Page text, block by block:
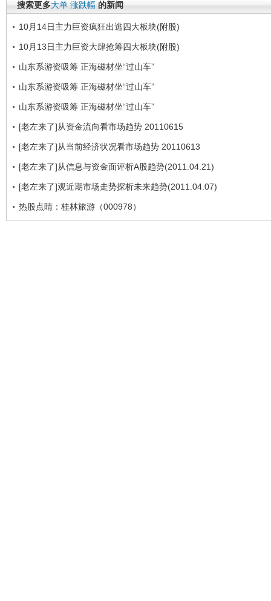
搜索更多大单 涨跌幅 的新闻
10月14日主力巨资疯狂出逃四大板块(附股)
10月13日主力巨资大肆抢筹四大板块(附股)
山东系游资吸筹 正海磁材坐“过山车”
山东系游资吸筹 正海磁材坐“过山车”
山东系游资吸筹 正海磁材坐“过山车”
[老左来了]从资金流向看市场趋势 20110615
[老左来了]从当前经济状况看市场趋势 20110613
[老左来了]从信息与资金面评析A股趋势(2011.04.21)
[老左来了]观近期市场走势探析未来趋势(2011.04.07)
热股点睛：桂林旅游（000978）